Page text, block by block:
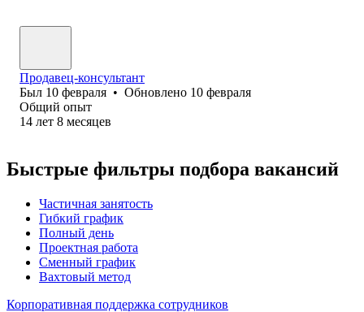
Продавец-консультант
Был 10 февраля • Обновлено 10 февраля
Общий опыт
14 лет 8 месяцев
Быстрые фильтры подбора вакансий
Частичная занятость
Гибкий график
Полный день
Проектная работа
Сменный график
Вахтовый метод
Корпоративная поддержка сотрудников